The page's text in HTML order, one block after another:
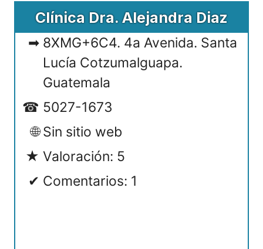
Clínica Dra. Alejandra Diaz
8XMG+6C4. 4a Avenida. Santa
Lucía Cotzumalguapa.
Guatemala
5027-1673
Sin sitio web
Valoración: 5
Comentarios: 1